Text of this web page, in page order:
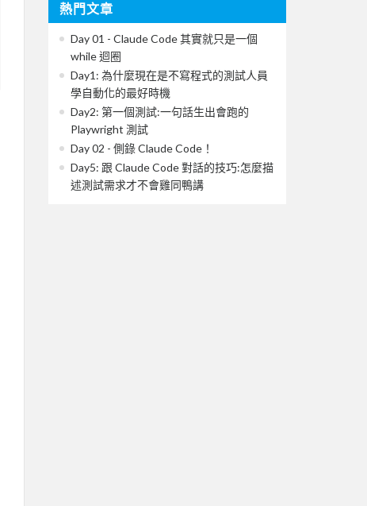
熱門文章
Day 01 - Claude Code 其實就只是一個
while 迴圈
Day1: 為什麼現在是不寫程式的測試人員
學自動化的最好時機
Day2: 第一個測試:一句話生出會跑的
Playwright 測試
Day 02 - 側錄 Claude Code！
Day5: 跟 Claude Code 對話的技巧:怎麼描
述測試需求才不會雞同鴨講